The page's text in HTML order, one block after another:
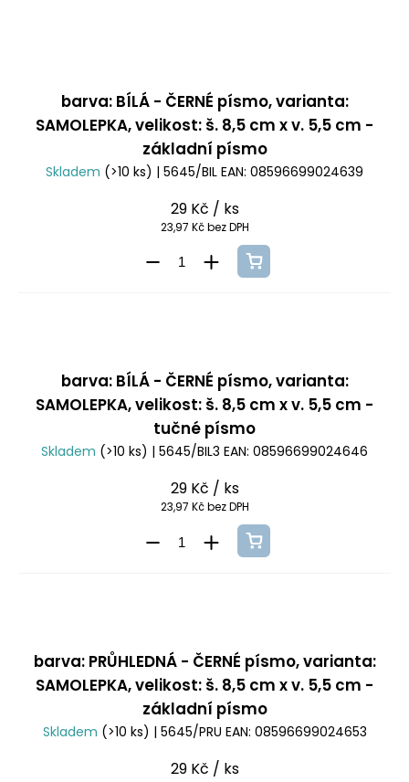
barva: BÍLÁ - ČERNÉ písmo, varianta:
SAMOLEPKA, velikost: š. 8,5 cm x v. 5,5 cm -
základní písmo
Skladem (>10 ks) | 5645/BIL EAN: 08596699024639
29 Kč / ks
23,97 Kč bez DPH
barva: BÍLÁ - ČERNÉ písmo, varianta:
SAMOLEPKA, velikost: š. 8,5 cm x v. 5,5 cm -
tučné písmo
Skladem (>10 ks) | 5645/BIL3 EAN: 08596699024646
29 Kč / ks
23,97 Kč bez DPH
barva: PRŮHLEDNÁ - ČERNÉ písmo, varianta:
SAMOLEPKA, velikost: š. 8,5 cm x v. 5,5 cm -
základní písmo
Skladem (>10 ks) | 5645/PRU EAN: 08596699024653
29 Kč / ks